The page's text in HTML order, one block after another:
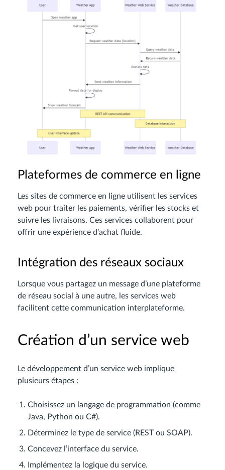
Plateformes de commerce en ligne
Les sites de commerce en ligne utilisent les services
web pour traiter les paiements, vérifier les stocks et
suivre les livraisons. Ces services collaborent pour
offrir une expérience d’achat fluide.
Intégration des réseaux sociaux
Lorsque vous partagez un message d’une plateforme
de réseau social à une autre, les services web
facilitent cette communication interplateforme.
Création d’un service web
Le développement d’un service web implique
plusieurs étapes :
Choisissez un langage de programmation (comme
Java, Python ou C#).
Déterminez le type de service (REST ou SOAP).
Concevez l’interface du service.
Implémentez la logique du service.